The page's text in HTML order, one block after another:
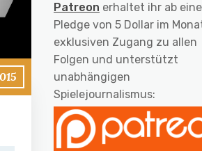
Patreon erhaltet ihr ab
Pledge von 5 Dollar im
exklusiven Zugang zu allen
Folgen und unterstützt
unabhängigen
Spielejournalismus: